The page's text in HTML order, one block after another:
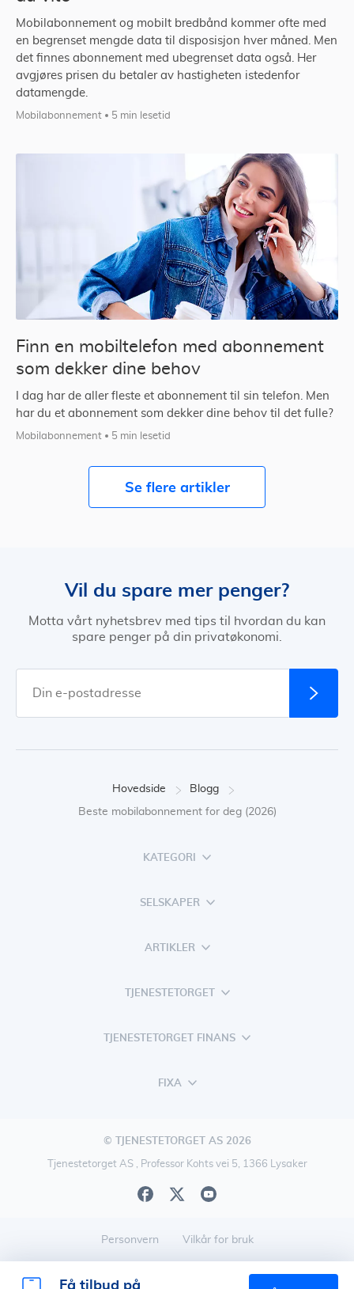
Få tilbud på
Mobilabonnement og mobilt bredbånd kommer ofte med
en begrenset mengde data til disposisjon hver måned. Men
det finnes abonnement med ubegrenset data også. Her
avgjøres prisen du betaler av hastigheten istedenfor
datamengde.
Mobilabonnement 5 min lesetid
Finn en mobiltelefon med abonnement
som dekker dine behov
I dag har de aller fleste et abonnement til sin telefon. Men
har du et abonnement som dekker dine behov til det fulle?
Mobilabonnement 5 min lesetid
Se flere artikler
Vil du spare mer penger?
Motta vårt nyhetsbrev med tips til hvordan du kan
spare penger på din privatøkonomi.
Hovedside Blogg
Beste mobilabonnement for deg (2026)
KATEGORI
SELSKAPER
ARTIKLER
TJENESTETORGET
TJENESTETORGET FINANS
FIXA
© TJENESTETORGET AS 2026
Tjenestetorget AS , Professor Kohts vei 5, 1366 Lysaker
Personvern Vilkår for bruk